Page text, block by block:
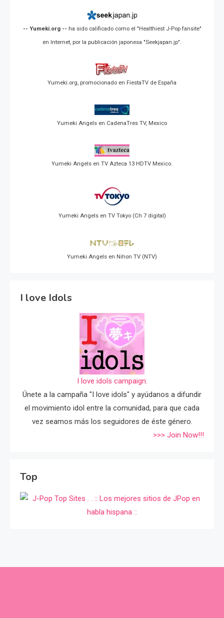
-- Yumeki.org -- ha sido calificado como el "Healthiest J-Pop fansite"
en Internet, por la publicación japonesa "Seekjapan.jp".
Yumeki.org, promocionado en FiestaTV de España
Yumeki Angels en CadenaTres TV, Mexico
Yumeki Angels en TV Azteca 13 HDTV Mexico.
Yumeki Angels en TV Tokyo (Ch 7 digital)
Yumeki Angels en Nihon TV (NTV)
I love Idols
I love idols campaign.
Únete a la campaña "I love idols" y ayúdanos a difundir
el movimiento idol entre la comunidad, para que cada
vez seamos más los seguidores de éste género.
>>> Join Now!!!
Top